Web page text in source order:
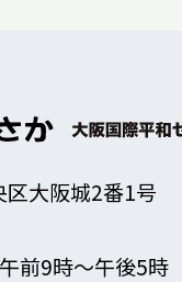
大阪城2番1号
前9時～午後5時